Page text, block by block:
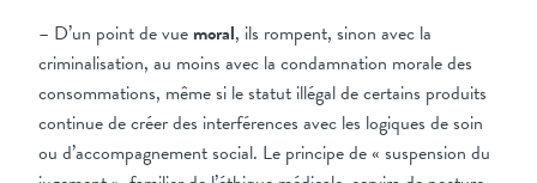
– D’un point de vue moral, ils rompent, sinon avec la
criminalisation, au moins avec la condamnation morale des
consommations, même si le statut illégal de certains produits
continue de créer des interférences avec les logiques de soin
ou d’accompagnement social. Le principe de « suspension du